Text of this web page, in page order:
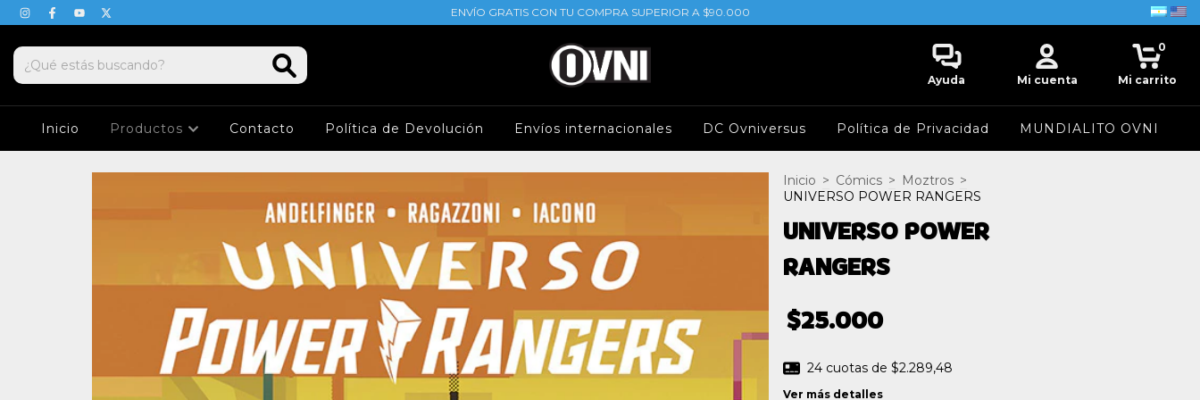
ENVÍO GRATIS CON TU COMPRA SUPERIOR A $90.000
Ayuda Mi cuenta Mi carrito
0
Inicio Productos Contacto Política de Devolución Envíos internacionales DC Ovniversus Política de Privacidad MUNDIALITO OVNI
Inicio > Cómics > Moztros >
UNIVERSO POWER RANGERS
UNIVERSO POWER
RANGERS
$25.000
24 cuotas de $2.289,48
Ver más detalles